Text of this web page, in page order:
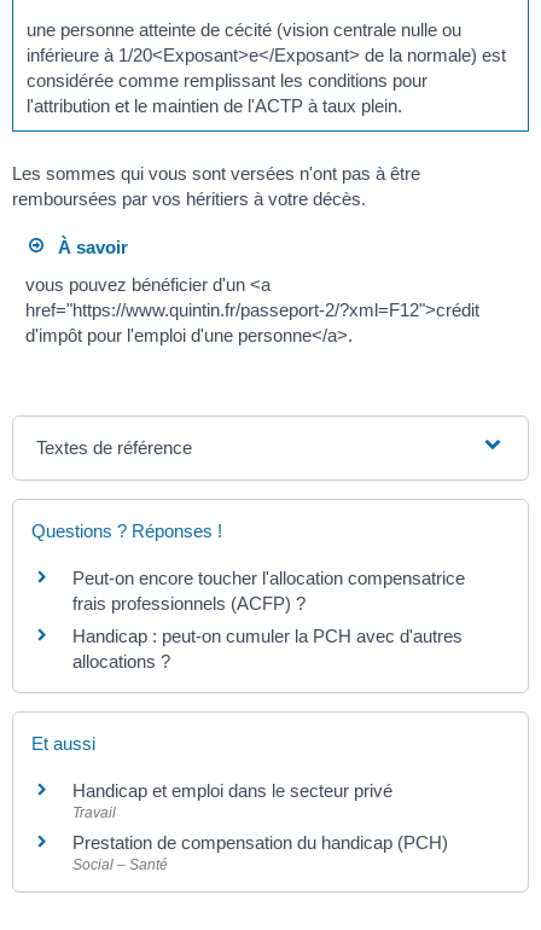
une personne atteinte de cécité (vision centrale nulle ou
inférieure à 1/20<Exposant>e</Exposant> de la normale) est
considérée comme remplissant les conditions pour
l'attribution et le maintien de l'ACTP à taux plein.
Les sommes qui vous sont versées n'ont pas à être
remboursées par vos héritiers à votre décès.
À savoir
vous pouvez bénéficier d'un <a
href="https://www.quintin.fr/passeport-2/?xml=F12">crédit
d'impôt pour l'emploi d'une personne</a>.
Textes de référence
Questions ? Réponses !
Peut-on encore toucher l'allocation compensatrice
frais professionnels (ACFP) ?
Handicap : peut-on cumuler la PCH avec d'autres
allocations ?
Et aussi
Handicap et emploi dans le secteur privé
Travail
Prestation de compensation du handicap (PCH)
Social – Santé